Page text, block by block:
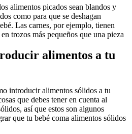
alimentos picados sean blandos y
como para que se deshagan
Las carnes, por ejemplo, tienen
trozos más pequeños que una pieza
alimentos a tu
introducir alimentos sólidos a tu
que debes tener en cuenta al
así que estos son algunos
que tu bebé coma alimentos sólidos